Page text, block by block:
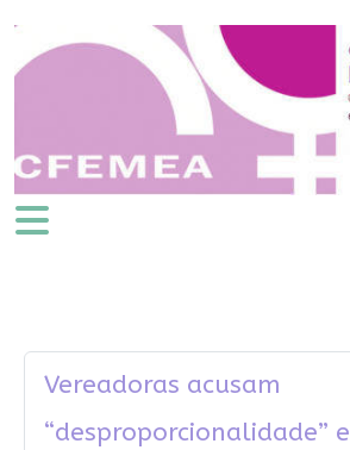
Vereadoras acusam
“desproporcionalidade” e